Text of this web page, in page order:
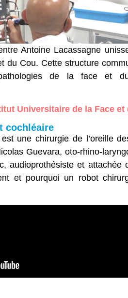
Antoine Lacassagne
du Cou. Cette structure
de la face et
Universitaire de la Face et
cochléaire
est une chirurgie de l’oreille
Guevara, oto-rhino-
audioprothésiste et attachée
et pourquoi un robot